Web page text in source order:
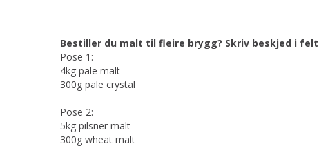
Bestiller du malt til fleire brygg? Skriv beskjed i
Pose 1:
4kg pale malt
300g pale crystal
Pose 2:
5kg pilsner malt
300g wheat malt